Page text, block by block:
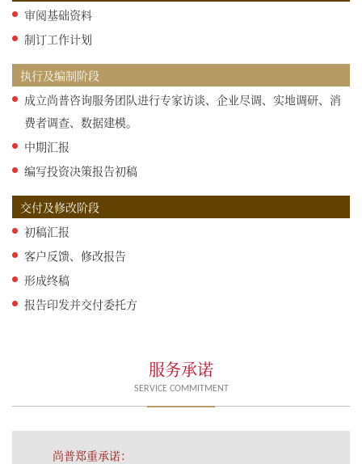
审阅基础资料
制订工作计划
执行及编制阶段
成立尚普咨询服务团队进行专家访谈、企业尽调、实地调研、消
费者调查、数据建模。
中期汇报
编写投资决策报告初稿
交付及修改阶段
初稿汇报
客户反馈、修改报告
形成终稿
报告印发并交付委托方
服务承诺
SERVICE COMMITMENT
尚普郑重承诺：